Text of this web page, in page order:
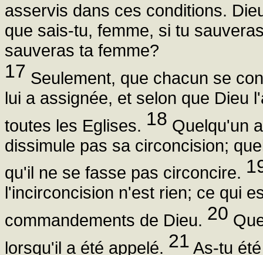
asservis dans ces conditions.
que sais-tu, femme, si tu
sauveras ta femme?
17 Seulement, que chacun se
lui a assignée, et selon que Dieu
toutes les Eglises. 18 Quelqu'un
dissimule pas sa circoncision;
qu'il ne se fasse pas circoncire.
l'incirconcision n'est rien; ce qui
commandements de Dieu. 20
lorsqu'il a été appelé. 21 As-tu